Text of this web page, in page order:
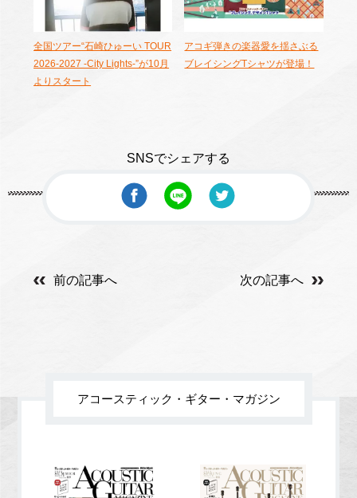
全国ツアー“石崎ひゅーい TOUR
2026-2027 -City Lights-”が10月
よりスタート
アコギ弾きの楽器愛を揺さぶる
ブレイシングTシャツが登場！
SNSでシェアする
前の記事へ 次の記事へ
アコースティック・ギター・マガジン